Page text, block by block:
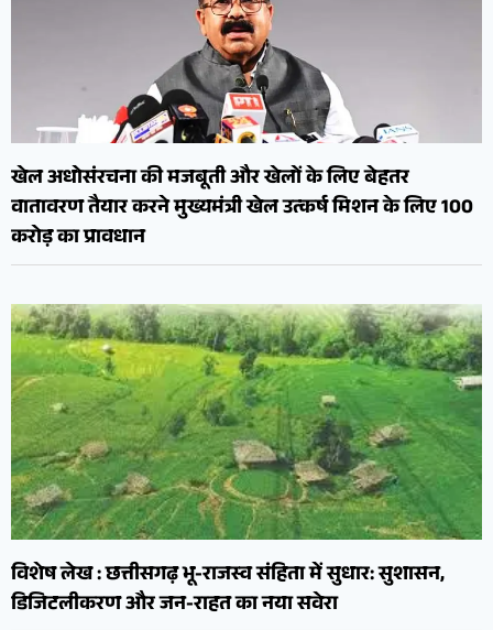
खेल अधोसंरचना की मजबूती और खेलों के लिए बेहतर
वातावरण तैयार करने मुख्यमंत्री खेल उत्कर्ष मिशन के लिए 100
करोड़ का प्रावधान
विशेष लेख : छत्तीसगढ़ भू-राजस्व संहिता में सुधार: सुशासन,
डिजिटलीकरण और जन-राहत का नया सवेरा